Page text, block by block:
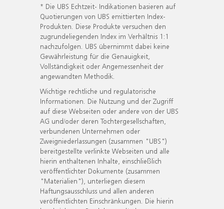
* Die UBS Echtzeit- Indikationen basieren auf
Quotierungen von UBS emittierten Index-
Produkten. Diese Produkte versuchen den
zugrundeliegenden Index im Verhältnis 1:1
nachzufolgen. UBS übernimmt dabei keine
Gewährleistung für die Genauigkeit,
Vollständigkeit oder Angemessenheit der
angewandten Methodik.
Wichtige rechtliche und regulatorische
Informationen. Die Nutzung und der Zugriff
auf diese Webseiten oder andere von der UBS
AG und/oder deren Tochtergesellschaften,
verbundenen Unternehmen oder
Zweigniederlassungen (zusammen "UBS")
bereitgestellte verlinkte Webseiten und alle
hierin enthaltenen Inhalte, einschließlich
veröffentlichter Dokumente (zusammen
"Materialien"), unterliegen diesem
Haftungsausschluss und allen anderen
veröffentlichten Einschränkungen. Die hierin